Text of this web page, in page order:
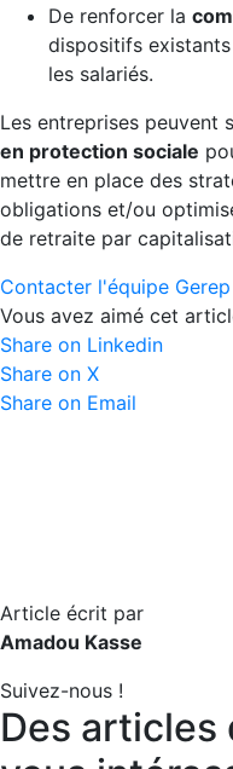
De renforcer la
dispositifs
les salariés.
Les entreprises peuvent
en protection sociale
mettre en place des
obligations et/ou
de retraite par
Contacter l'équipe Gerep
Vous avez aimé cet
Share on Linkedin
Share on X
Share on Email
Article écrit par
Amadou Kasse
Suivez-nous !
Des articles